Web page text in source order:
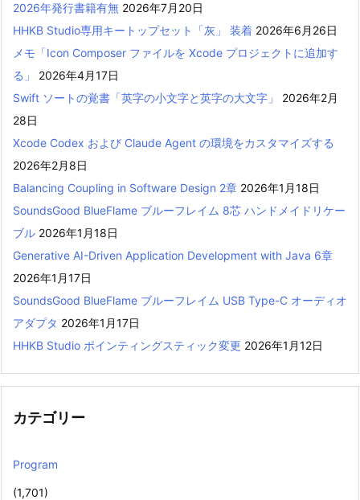
2026年発行書籍有無 2026年7月20日
HHKB Studio専用キートップセット「灰」 装着 2026年6月26日
メモ「Icon Composer ファイルを Xcode プロジェクトに追加す
る」
2026年4月17日
Swift ソートの覚書「英字の小文字と英字の大文字」
2026年2月
28日
Xcode Codex および Claude Agent の環境をカスタマイズする
2026年2月8日
Balancing Coupling in Software Design 2章 2026年1月18日
SoundsGood BlueFlame ブルーフレイム 8芯 ハンドメイドリケー
ブル 2026年1月18日
Generative AI-Driven Application Development with Java 6章
2026年1月17日
SoundsGood BlueFlame ブルーフレイム USB Type-C オーディオ
アダプタ 2026年1月17日
HHKB Studio ポインティングスティック変更 2026年1月12日
カテゴリー
Program
(1,701)